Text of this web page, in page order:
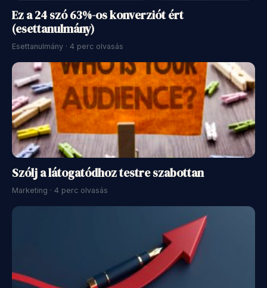
Ez a 24 szó 63%-os konverziót ért
(esettanulmány)
Esettanulmány · 4 perc olvasás
Szólj a látogatódhoz testre szabottan
Marketing · 4 perc olvasás